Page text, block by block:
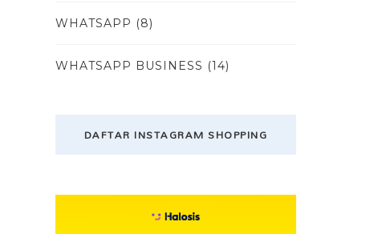
WHATSAPP (8)
WHATSAPP BUSINESS (14)
DAFTAR INSTAGRAM SHOPPING